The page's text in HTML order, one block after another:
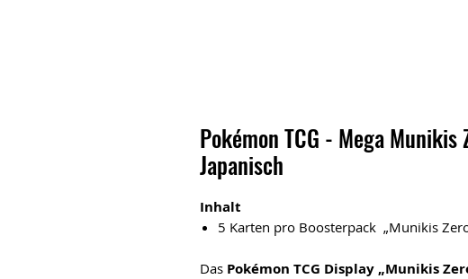
Pokémon TCG - Mega
Japanisch
Inhalt
5 Karten pro Boosterpack „Munikis
Das Pokémon TCG Display „Munikis